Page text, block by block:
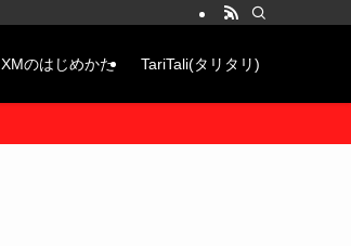
XMのはじめかた TariTali(タリタリ)